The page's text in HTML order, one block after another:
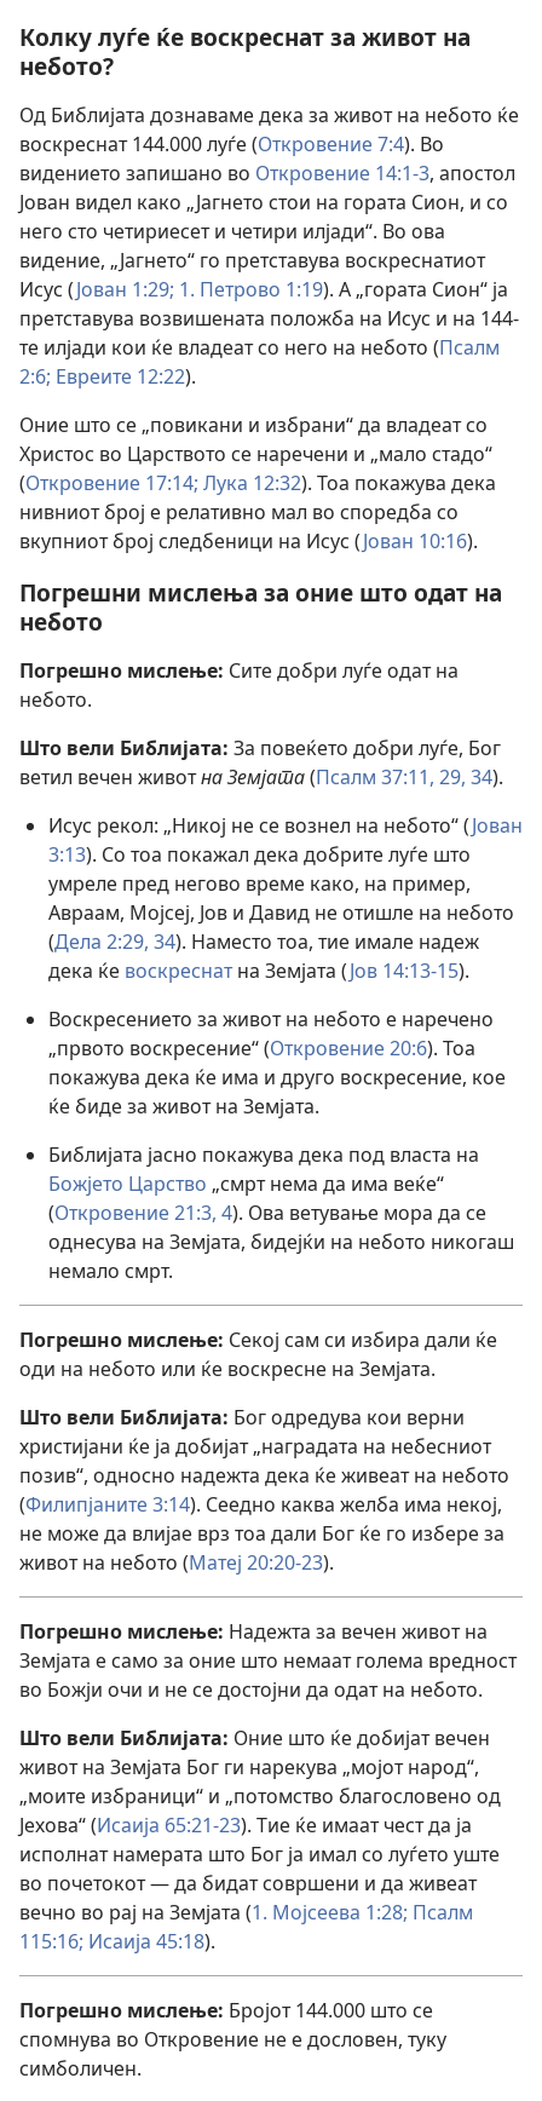
Колку луѓе ќе воскреснат за живот на
небото?
Од Библијата дознаваме дека за живот на небото ќе
воскреснат 144.000 луѓе (Откровение 7:4). Во
видението запишано во Откровение 14:1-3, апостол
Јован видел како „Јагнето стои на гората Сион, и со
него сто четириесет и четири илјади“. Во ова
видение, „Јагнето“ го претставува воскреснатиот
Исус (Јован 1:29; 1. Петрово 1:19). А „гората Сион“ ја
претставува возвишената положба на Исус и на 144-
те илјади кои ќе владеат со него на небото (Псалм
2:6; Евреите 12:22).
Оние што се „повикани и избрани“ да владеат со
Христос во Царството се наречени и „мало стадо“
(Откровение 17:14; Лука 12:32). Тоа покажува дека
нивниот број е релативно мал во споредба со
вкупниот број следбеници на Исус (Јован 10:16).
Погрешни мислења за оние што одат на
небото
Погрешно мислење: Сите добри луѓе одат на
небото.
Што вели Библијата: За повеќето добри луѓе, Бог
ветил вечен животна Земјата(Псалм 37:11, 29, 34).
Исус рекол: „Никој не се вознел на небото“ (Јован
3:13). Со тоа покажал дека добрите луѓе што
умреле пред негово време како, на пример,
Авраам, Мојсеј, Јов и Давид не отишле на небото
(Дела 2:29, 34). Наместо тоа, тие имале надеж
дека ќе воскреснатна Земјата (Јов 14:13-15).
Воскресението за живот на небото е наречено
„првото воскресение“ (Откровение 20:6). Тоа
покажува дека ќе има и друго воскресение, кое
ќе биде за живот на Земјата.
Библијата јасно покажува дека под власта на
Божјето Царство „смрт нема да има веќе“
(Откровение 21:3, 4). Ова ветување мора да се
однесува на Земјата, бидејќи на небото никогаш
немало смрт.
Погрешно мислење: Секој сам си избира дали ќе
оди на небото или ќе воскресне на Земјата.
Што вели Библијата: Бог одредува кои верни
христијани ќе ја добијат „наградата на небесниот
позив“, односно надежта дека ќе живеат на небото
(Филипјаните 3:14). Сеедно каква желба има некој,
не може да влијае врз тоа дали Бог ќе го избере за
живот на небото (Матеј 20:20-23).
Погрешно мислење: Надежта за вечен живот на
Земјата е само за оние што немаат голема вредност
во Божји очи и не се достојни да одат на небото.
Што вели Библијата: Оние што ќе добијат вечен
живот на Земјата Бог ги нарекува „мојот народ“,
„моите избраници“ и „потомство благословено од
Јехова“ (Исаија 65:21-23). Тие ќе имаат чест да ја
исполнат намерата што Бог ја имал со луѓето уште
во почетокот — да бидат совршени и да живеат
вечно во рај на Земјата (1. Мојсеева 1:28; Псалм
115:16; Исаија 45:18).
Погрешно мислење: Бројот 144.000 што се
спомнува во Откровение не е дословен, туку
симболичен.